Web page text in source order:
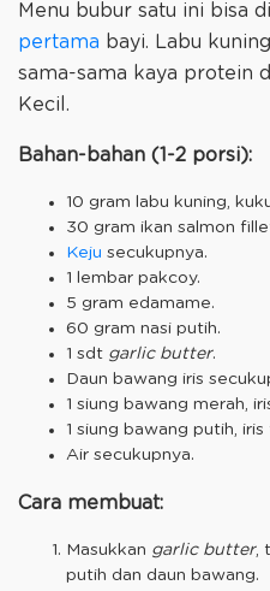
Menu bubur satu ini bisa
pertama bayi. Labu
sama-sama kaya protein
Kecil.
Bahan-bahan (1-2 porsi):
10 gram labu kuning,
30 gram ikan salmon
Keju secukupnya.
1 lembar pakcoy.
5 gram edamame.
60 gram nasi putih.
1 sdt garlic butter.
Daun bawang iris
1 siung bawang merah,
1 siung bawang putih, iris
Air secukupnya.
Cara membuat:
Masukkan garlic butter,
putih dan daun bawang.